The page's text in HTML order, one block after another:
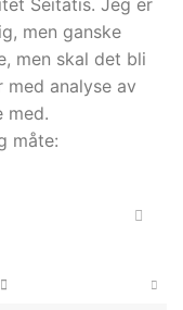
men ganske
men skal det bli
med analyse av
med.
måte: